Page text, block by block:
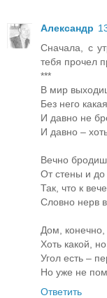
Александр
Сначала, с
тебя прочел
***
В мир
Без него
И давно не
И давно –
Вечно
От стены и до
Так, что к
Словно нерв
Дом, конечно,
Хоть какой,
Угол есть –
Но уже не
Ответить